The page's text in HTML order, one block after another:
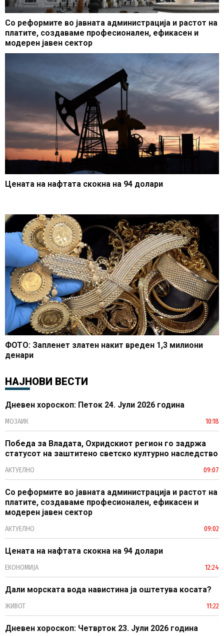
Со реформите во јавната администрација и растот на
платите, создаваме професионален, ефикасен и
модерен јавен сектор
Цената на нафтата скокна на 94 долари
ФОТО: Запленет златен накит вреден 1,3 милиони
денари
НАЈНОВИ ВЕСТИ
Дневен хороскоп: Петок 24. Јули 2026 година
МОЗАИК 10:18
Победа за Владата, Охридскиот регион го задржа
статусот на заштитено светско културно наследство
АКТУЕЛНО 09:07
Со реформите во јавната администрација и растот на
платите, создаваме професионален, ефикасен и
модерен јавен сектор
АКТУЕЛНО 09:02
Цената на нафтата скокна на 94 долари
ЕКОНОМИЈА 12:24
Дали морската вода навистина ја оштетува косата?
ЖИВОТ 11:22
Дневен хороскоп: Четврток 23. Јули 2026 година